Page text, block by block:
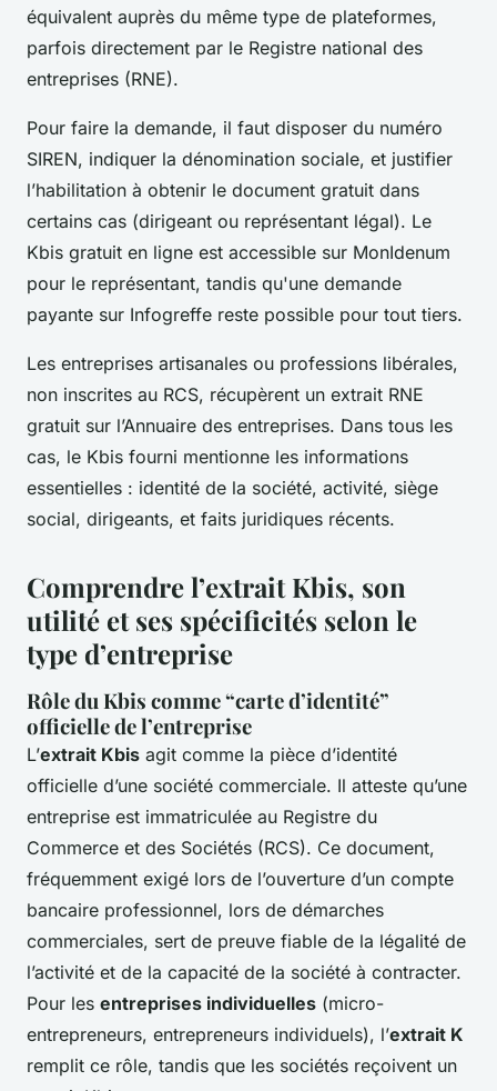
équivalent auprès du même type de plateformes,
parfois directement par le Registre national des
entreprises (RNE).
Pour faire la demande, il faut disposer du numéro
SIREN, indiquer la dénomination sociale, et justifier
l’habilitation à obtenir le document gratuit dans
certains cas (dirigeant ou représentant légal). Le
Kbis gratuit en ligne est accessible sur MonIdenum
pour le représentant, tandis qu'une demande
payante sur Infogreffe reste possible pour tout tiers.
Les entreprises artisanales ou professions libérales,
non inscrites au RCS, récupèrent un extrait RNE
gratuit sur l’Annuaire des entreprises. Dans tous les
cas, le Kbis fourni mentionne les informations
essentielles : identité de la société, activité, siège
social, dirigeants, et faits juridiques récents.
Comprendre l’extrait Kbis, son
utilité et ses spécificités selon le
type d’entreprise
Rôle du Kbis comme “carte d’identité”
officielle de l’entreprise
L’extrait Kbis agit comme la pièce d’identité
officielle d’une société commerciale. Il atteste qu’une
entreprise est immatriculée au Registre du
Commerce et des Sociétés (RCS). Ce document,
fréquemment exigé lors de l’ouverture d’un compte
bancaire professionnel, lors de démarches
commerciales, sert de preuve fiable de la légalité de
l’activité et de la capacité de la société à contracter.
Pour les entreprises individuelles (micro-
entrepreneurs, entrepreneurs individuels), l’extrait K
remplit ce rôle, tandis que les sociétés reçoivent un